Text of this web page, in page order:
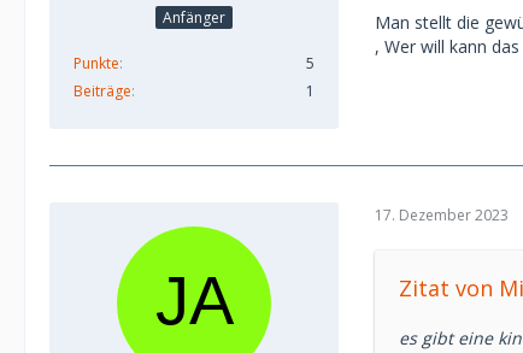
Anfänger
Punkte
5
Beiträge
1
Man stellt die
, Wer will kann
17. Dezember 2023
Zitat von
es gibt eine